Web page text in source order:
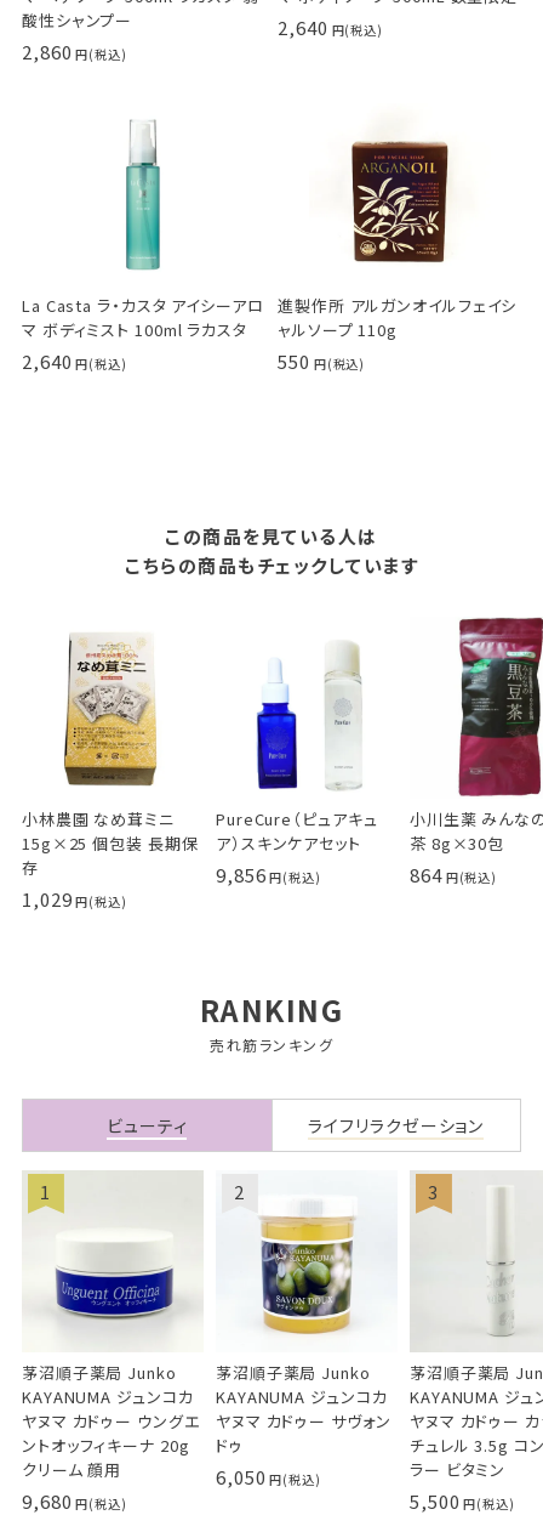
酸性シャンプー
2,860
2,640
La Casta ラ・カスタ アイシーアロ
マ ボディミスト 100ml ラカスタ
2,640
進製作所 アルガンオイルフェイシ
ャルソープ 110g
550
この商品を見ている人は
こちらの商品もチェックしています
小林農園 なめ茸ミニ
15g×25 個包装 長期保
存
1,029
PureCure（ピュアキュ
ア）スキンケアセット
9,856
小川生薬 みんな
茶 8g×30包
864
RANKING
売れ筋ランキング
ビューティ ライフリラクゼーション
茅沼順子薬局 Junko
KAYANUMA ジュンコカ
ヤヌマ カドゥー ウングエ
ントオッフィキーナ 20g
クリーム 顔用
9,680
茅沼順子薬局 Junko
KAYANUMA ジュンコカ
ヤヌマ カドゥー サヴォン
ドゥ
6,050
茅沼順子薬局
KAYANUMA ジュ
ヤヌマ カドゥー
チュレル 3.5g コ
ラー ビタミン
5,500